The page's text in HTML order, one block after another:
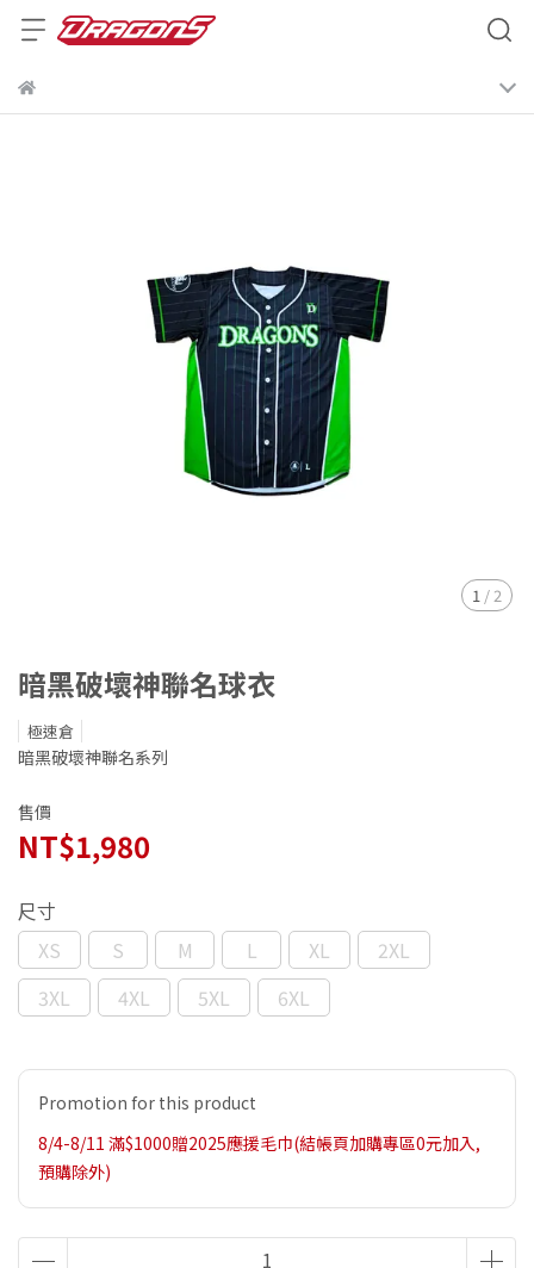
1 / 2
暗黑破壞神聯名球衣
極速倉
暗黑破壞神聯名系列
售價
NT$1,980
尺寸
XS
S M L XL
2XL
3XL
4XL 5XL 6XL
Promotion for this product
8/4-8/11 滿$1000贈2025應援毛巾(結帳頁加購專區0元加入,
預購除外)